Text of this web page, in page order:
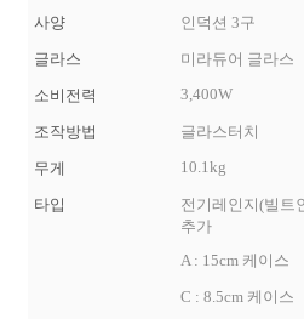
사양
인덕션 3구
글라스
미라듀어 글라스
소비전력
3,400W
조작방법
글라스터치
무게
10.1kg
타입
전기레인지(빌트
추가
A : 15cm 케이스
C : 8.5cm 케이스